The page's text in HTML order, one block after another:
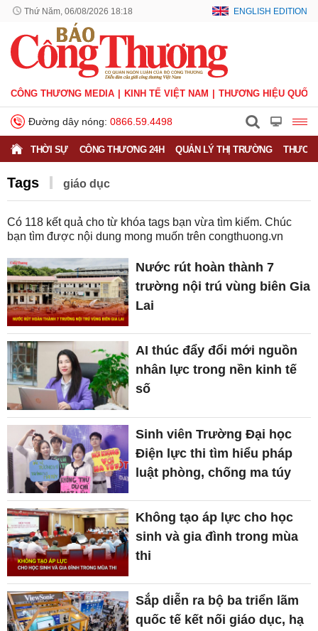
Thứ Năm, 06/08/2026 18:18 ENGLISH EDITION
CÔNG THƯƠNG MEDIA KINH TẾ VIỆT NAM THƯƠNG HIỆU QUỐC
Đường dây nóng: 0866.59.4498
THỜI SỰ CÔNG THƯƠNG 24H QUẢN LÝ THỊ TRƯỜNG
Tags giáo dục
Có 118 kết quả cho từ khóa tags bạn vừa tìm kiếm. Chúc
bạn tìm được nội dung mong muốn trên congthuong.vn
Nước rút hoàn thành 7
trường nội trú vùng biên Gia
Lai
AI thúc đẩy đổi mới nguồn
nhân lực trong nền kinh tế
số
Sinh viên Trường Đại học
Điện lực thi tìm hiểu pháp
luật phòng, chống ma túy
Không tạo áp lực cho học
sinh và gia đình trong mùa
thi
Sắp diễn ra bộ ba triển lãm
quốc tế kết nối giáo dục, hạ